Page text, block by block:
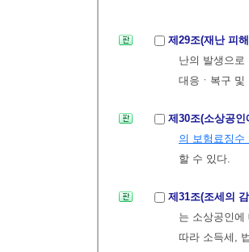
제29조(재난 피
난의 발생으
대응ㆍ복구 및
제30조(소상공
의 보험료징수
할 수 있다.
제31조(조세의
는 소상공인
따라 소득세,